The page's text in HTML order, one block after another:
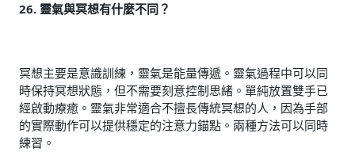
26. 靈氣與冥想有什麼不同？
冥想主要是意識訓練，靈氣是能量傳遞。靈氣過程中可以同
時保持冥想狀態，但不需要刻意控制思緒。單純放置雙手已
經啟動療癒。靈氣非常適合不擅長傳統冥想的人，因為手部
的實際動作可以提供穩定的注意力錨點。兩種方法可以同時
練習。